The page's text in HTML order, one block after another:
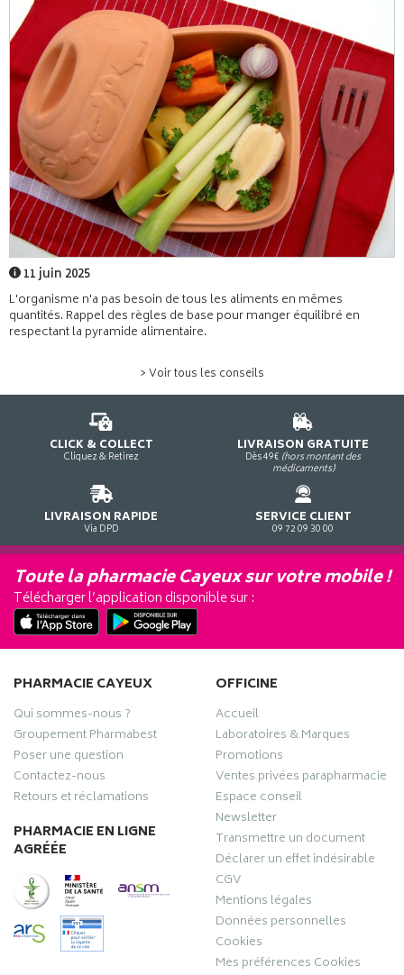
11 juin 2025
L'organisme n'a pas besoin de tous les aliments en mêmes
quantités. Rappel des règles de base pour manger équilibré en
respectant la pyramide alimentaire.
> Voir tous les conseils
CLICK & COLLECT
Cliquez & Retirez
LIVRAISON GRATUITE
Dès 49€ (hors montant des
médicaments)
LIVRAISON RAPIDE
Via DPD
SERVICE CLIENT
09 72 09 30 00
Toute la pharmacie Cayeux sur votre mobile !
Télécharger l’application disponible sur :
PHARMACIE CAYEUX
Qui sommes-nous ?
Groupement Pharmabest
Poser une question
Contactez-nous
Retours et réclamations
PHARMACIE EN LIGNE
AGRÉÉE
OFFICINE
Accueil
Laboratoires & Marques
Promotions
Ventes privées parapharmacie
Espace conseil
Newsletter
Transmettre un document
Déclarer un effet indésirable
CGV
Mentions légales
Données personnelles
Cookies
Mes préférences Cookies